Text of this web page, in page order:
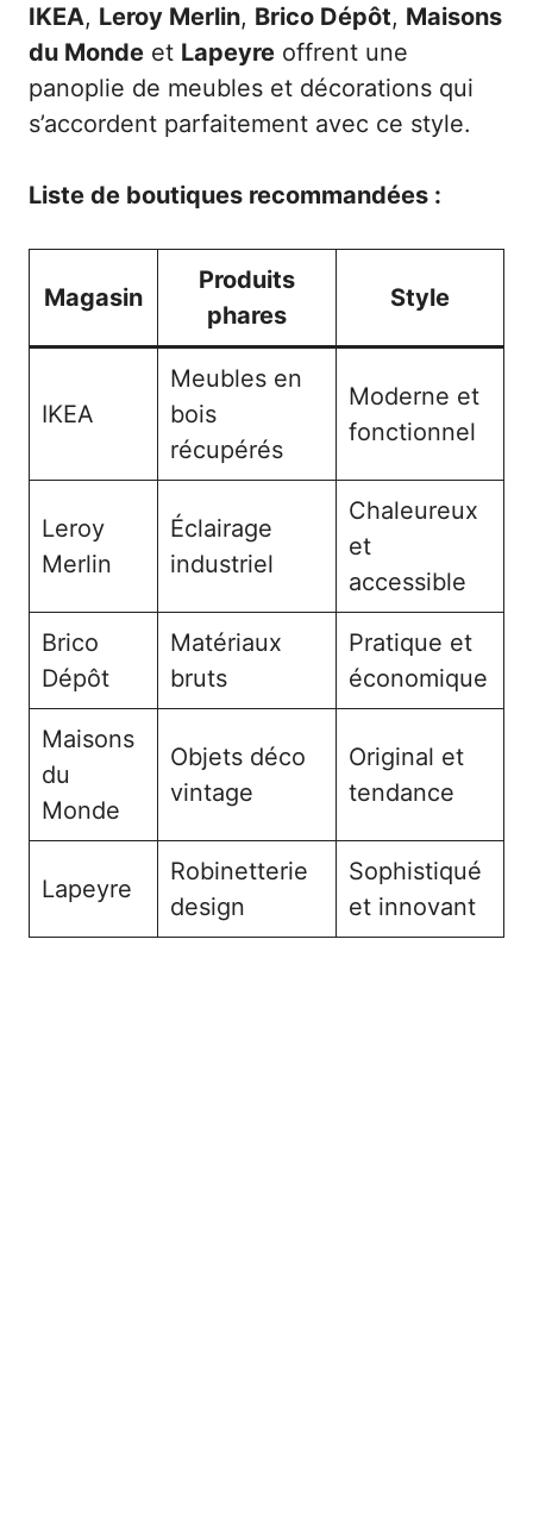
IKEA, Leroy Merlin, Brico Dépôt, Maisons
du Monde et Lapeyre offrent une
panoplie de meubles et décorations qui
s’accordent parfaitement avec ce style.
Liste de boutiques recommandées :
Magasin
Produits
phares
Style
IKEA
Meubles en
bois
récupérés
Moderne et
fonctionnel
Leroy
Merlin
Éclairage
industriel
Chaleureux
et
accessible
Brico
Dépôt
Matériaux
bruts
Pratique et
économique
Maisons
du
Monde
Objets déco
vintage
Original et
tendance
Lapeyre
Robinetterie
design
Sophistiqué
et innovant